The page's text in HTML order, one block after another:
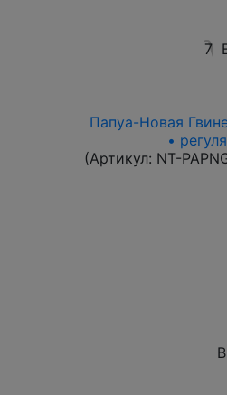
7
Папуа-Новая
•
(Артикул: NT-